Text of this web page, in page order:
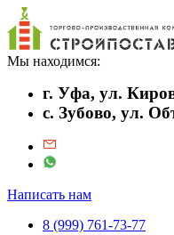
Мы находимся:
г. Уфа, ул.
с. Зубово, ул.
Написать нам
8 (999) 761-73-77